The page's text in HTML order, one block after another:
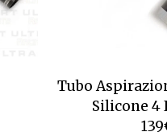
Tubo
Silicone 4
139